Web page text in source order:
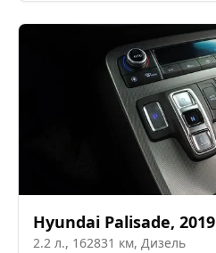
Hyundai Palisade, 2019
2.2 л., 162831 км, Дизель